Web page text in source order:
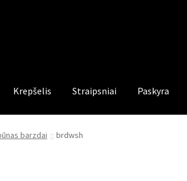
Krepšelis Straipsniai Paskyra
barzdai brdwsh